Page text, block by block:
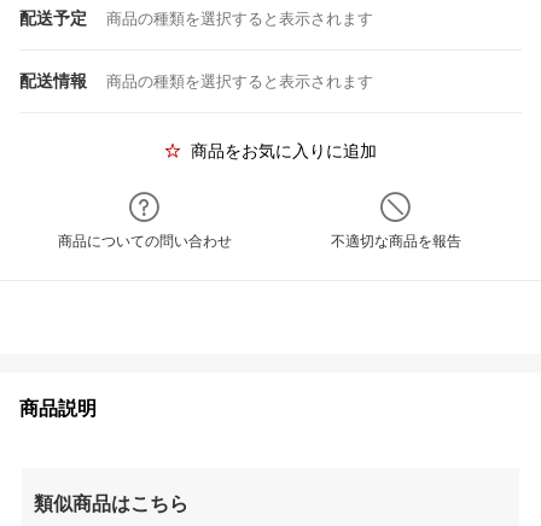
配送予定 商品の種類を選択すると表示されます
配送情報 商品の種類を選択すると表示されます
商品をお気に入りに追加
商品についての問い合わせ 不適切な商品を報告
商品説明
類似商品はこちら